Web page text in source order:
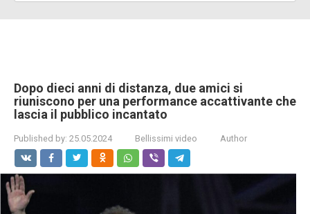
Dopo dieci anni di distanza, due amici si
riuniscono per una performance accattivante che
lascia il pubblico incantato
Published by: 25.05.2024 Bellissimi video Author